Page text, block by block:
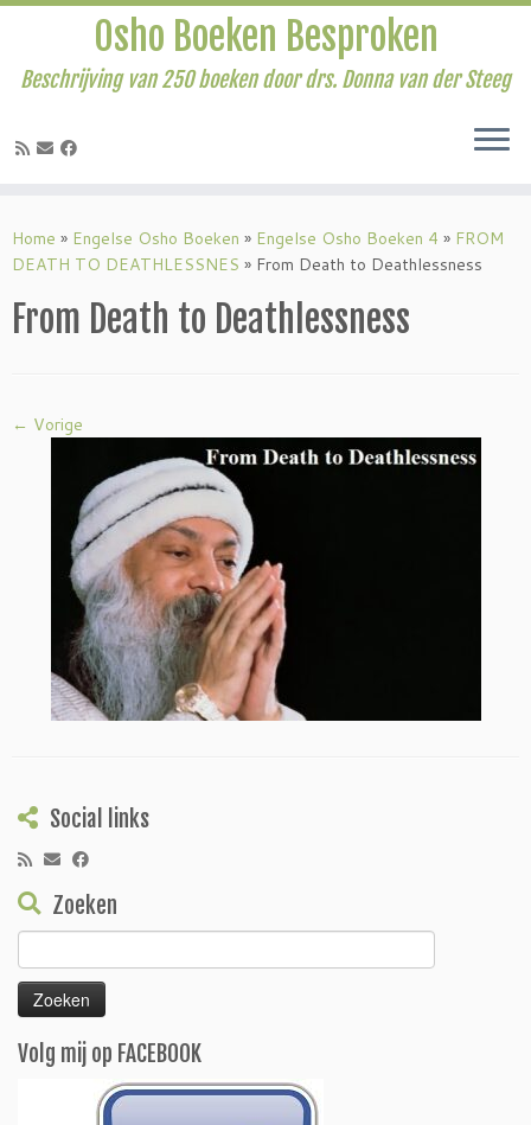
naar
inhoud
Osho Boeken Besproken
Beschrijving van 250 boeken door drs. Donna van der Steeg
Home » Engelse Osho Boeken » Engelse Osho Boeken 4 » FROM
DEATH TO DEATHLESSNES » From Death to Deathlessness
From Death to Deathlessness
← Vorige
Social links
Zoeken
naar:
Volg mij op FACEBOOK